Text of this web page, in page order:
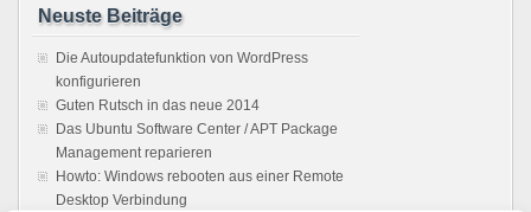
Neuste Beiträge
Die Autoupdatefunktion von WordPress
konfigurieren
Guten Rutsch in das neue 2014
Das Ubuntu Software Center / APT Package
Management reparieren
Howto: Windows rebooten aus einer Remote
Desktop Verbindung